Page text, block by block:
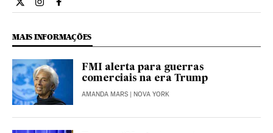
Economia El País Brasil en Twitter
Economia El País Brasil en Instagram
Economia El País Brasil en Facebook
MAIS INFORMAÇÕES
FMI alerta para guerras
comerciais na era Trump
AMANDA MARS | NOVA YORK